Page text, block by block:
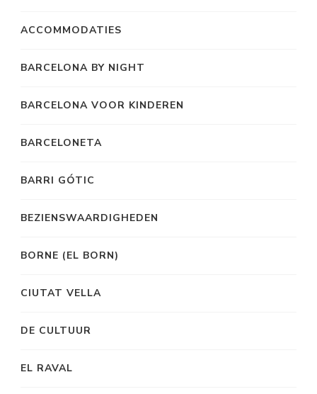
ACCOMMODATIES
BARCELONA BY NIGHT
BARCELONA VOOR KINDEREN
BARCELONETA
BARRI GÓTIC
BEZIENSWAARDIGHEDEN
BORNE (EL BORN)
CIUTAT VELLA
DE CULTUUR
EL RAVAL